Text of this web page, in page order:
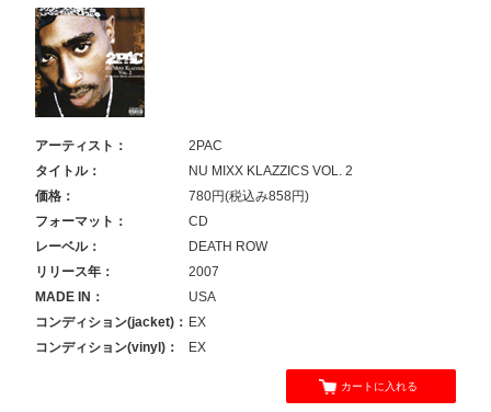
アーティスト：
2PAC
タイトル：
NU MIXX KLAZZICS VOL. 2
価格：
780円(税込み858円)
フォーマット：
CD
レーベル：
DEATH ROW
リリース年：
2007
MADE IN：
USA
コンディション(jacket)： EX
コンディション(vinyl)：
EX
カートに入れる